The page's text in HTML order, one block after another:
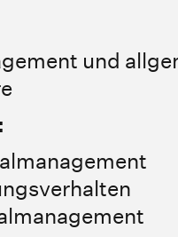
und